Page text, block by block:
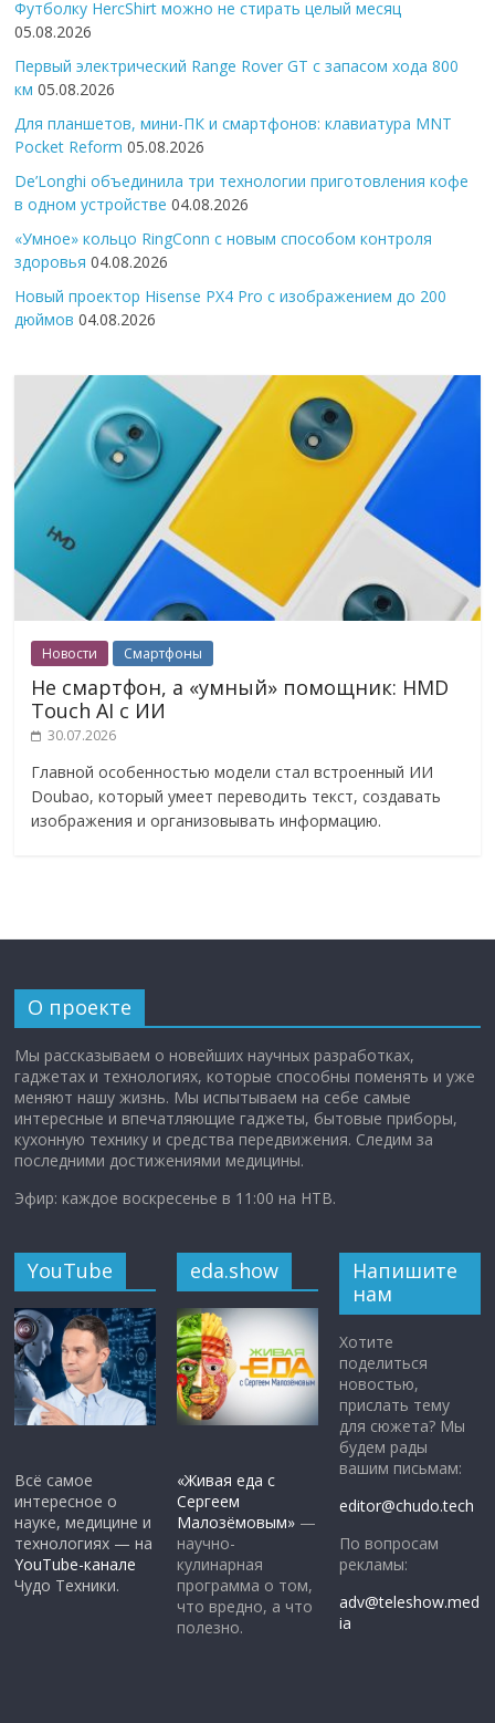
Футболку HercShirt можно не стирать целый месяц
05.08.2026
Первый электрический Range Rover GT с запасом хода 800
км 05.08.2026
Для планшетов, мини-ПК и смартфонов: клавиатура MNT
Pocket Reform 05.08.2026
De’Longhi объединила три технологии приготовления кофе
в одном устройстве 04.08.2026
«Умное» кольцо RingConn с новым способом контроля
здоровья 04.08.2026
Новый проектор Hisense PX4 Pro с изображением до 200
дюймов 04.08.2026
Новости Смартфоны
Не смартфон, а «умный» помощник: HMD
Touch AI с ИИ
30.07.2026
Главной особенностью модели стал встроенный ИИ
Doubao, который умеет переводить текст, создавать
изображения и организовывать информацию.
О проекте
Мы рассказываем о новейших научных разработках,
гаджетах и технологиях, которые способны поменять и уже
меняют нашу жизнь. Мы испытываем на себе самые
интересные и впечатляющие гаджеты, бытовые приборы,
кухонную технику и средства передвижения. Следим за
последними достижениями медицины.
Эфир: каждое воскресенье в 11:00 на НТВ.
YouTube
Всё самое
интересное о
науке, медицине и
технологиях — на
YouTube-канале
Чудо Техники.
eda.show
«Живая еда с
Сергеем
Малозёмовым» —
научно-
кулинарная
программа о том,
что вредно, а что
полезно.
Напишите
нам
Хотите
поделиться
новостью,
прислать тему
для сюжета? Мы
будем рады
вашим письмам:
editor@chudo.tech
По вопросам
рекламы:
adv@teleshow.med
ia